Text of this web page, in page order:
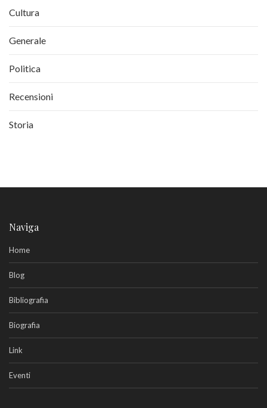
Cultura
Generale
Politica
Recensioni
Storia
Naviga
Home
Blog
Bibliografia
Biografia
Link
Eventi